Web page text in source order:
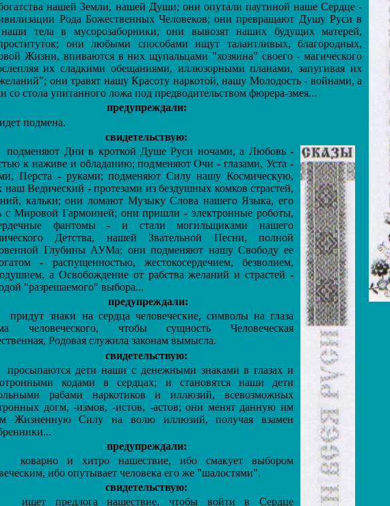
нашей Земли, нашей Души; они опутали паутиной наше Сердце -
Рода Божественных Человеков; они превращают Душу Руси в
тела в мусорозаборники; они вывозят наших будущих матерей,
они любыми способами ищут талантливых, благородных,
Жизни, впиваются в них щупальцами "хозяина" своего - магического
их сладкими обещаниями, иллюзорными планами, запугивая их
они травят нашу Красоту наркотой, нашу Молодость - войнами, а
со стола упитанного ложа под предводительством фюрера-змея...
предупреждали:
подмена.
свидетельствую:
подменяют Дни в кроткой Душе Руси ночами, а Любовь -
к наживе и обладанию; подменяют Очи - глазами, Уста -
Перста - руками; подменяют Силу нашу Космическую,
наш Ведический - протезами из бездушных комков страстей,
кальки; они ломают Музыку Слова нашего Языка, его
с Мировой Гармонией; они пришли - электронные роботы,
фантомы - и стали могильщиками нашего
Детства, нашей Звательной Песни, полной
Глубины АУМа; они подменяют нашу Свободу ее
- распущенностью, жестокосердечием, безволием,
а Освобождение от рабства желаний и страстей -
"разрешаемого" выбора...
предупреждали:
придут знаки на сердца человеческие, символы на глаза
человеческого, чтобы сущность Человеческая
Родовая служила законам вымысла.
свидетельствую:
просыпаются дети наши с денежными знаками в глазах и
кодами в сердцах; и становятся наши дети
рабами наркотиков и иллюзий, всевозможных
догм, -измов, -истов, -астов; они менят данную им
Жизненную Силу на волю иллюзий, получая взамен
предупреждали:
коварно и хитро нашествие, ибо смакует выбором
ибо опутывает человека его же "шалостями".
свидетельствую:
ищет предлога нашествие, чтобы войти в Сердце